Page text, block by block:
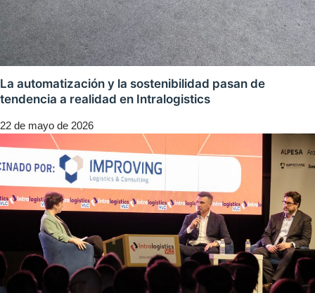
La automatización y la sostenibilidad pasan de
tendencia a realidad en Intralogistics
22 de mayo de 2026